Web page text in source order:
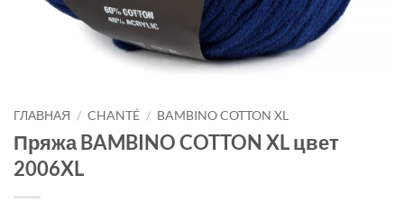
ГЛАВНАЯ / CHANTÉ / BAMBINO COTTON XL
Пряжа BAMBINO COTTON XL цвет
2006XL